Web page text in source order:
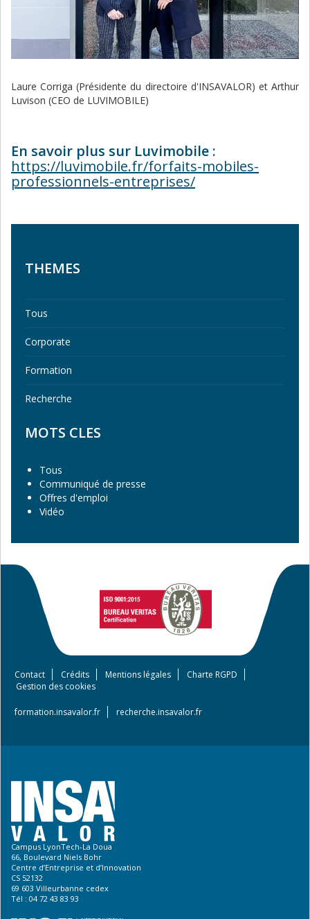
Laure Corriga (Présidente du directoire d'INSAVALOR) et Arthur
Luvison (CEO de LUVIMOBILE)
En savoir plus sur Luvimobile :
https://luvimobile.fr/forfaits-mobiles-
professionnels-entreprises/
THEMES
Tous
Corporate
Formation
Recherche
MOTS CLES
Tous
Communiqué de presse
Offres d'emploi
Vidéo
Footer
Contact Crédits Mentions légales
Charte RGPD
Gestion des cookies
formation.insavalor.fr recherche.insavalor.fr
Campus LyonTech-La Doua
66, Boulevard Niels Bohr
Centre d’Entreprise et d’Innovation
CS 52132
69 603 Villeurbanne cedex
Tél : 04 72 43 83 93